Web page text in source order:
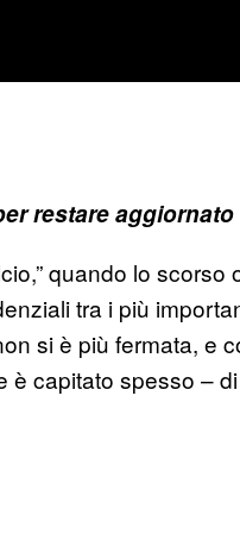
restare aggiornato
quando lo
tra i più
si è più fermata, e
capitato spesso –